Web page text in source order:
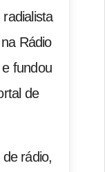
radialista
Rádio
fundou
de
rádio,